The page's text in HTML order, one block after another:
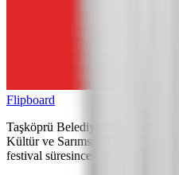
Flipboard
Taşköprü Belediye Başkanı
Kültür ve Sarımsak Festivali’nin 4
festival süresince çok sayıda